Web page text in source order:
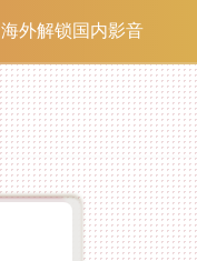
海外解锁国内影音